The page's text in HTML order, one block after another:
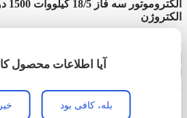
الکتروژن
174,460,000
افزودن به سبد خرید خرید کنید
Add to compare
افزودن به علاقه مندی
آیا اطلاعات محصول
بله، کافی بود